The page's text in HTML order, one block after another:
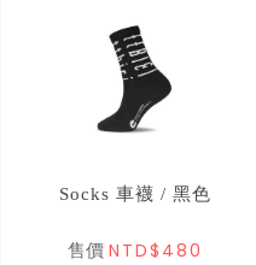
Socks 車襪 / 黑色
售價 NTD$480